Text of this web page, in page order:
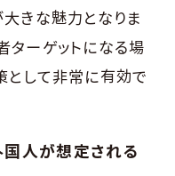
きな魅力となりま
ターゲットになる場
として非常に有効で
人が想定される